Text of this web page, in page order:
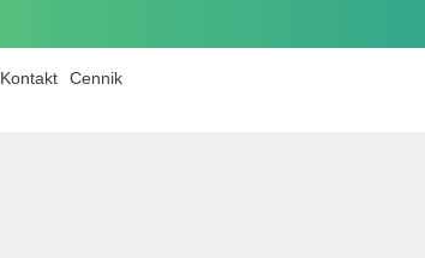
Kontakt Cennik